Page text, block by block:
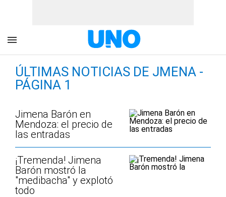
ÚLTIMAS NOTICIAS DE JMENA -
PÁGINA 1
Jimena Barón en
Mendoza: el precio de
las entradas
¡Tremenda! Jimena
Barón mostró la
"medibacha" y explotó
todo